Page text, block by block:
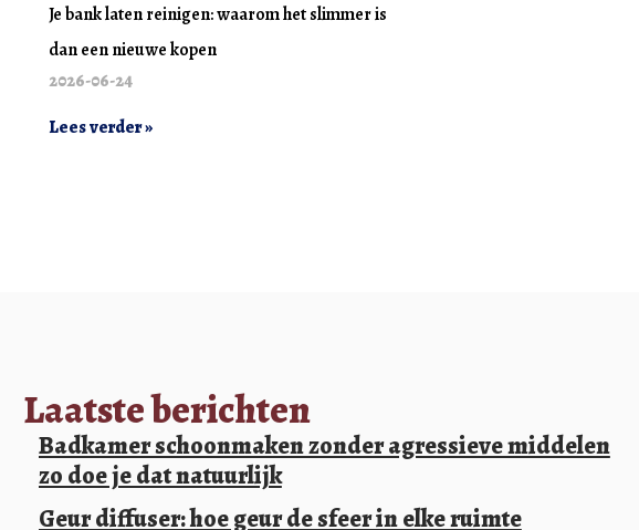
Je bank laten reinigen: waarom het slimmer is
dan een nieuwe kopen
2026-06-24
Lees verder »
Laatste berichten
Badkamer schoonmaken zonder agressieve middelen
zo doe je dat natuurlijk
Geur diffuser: hoe geur de sfeer in elke ruimte